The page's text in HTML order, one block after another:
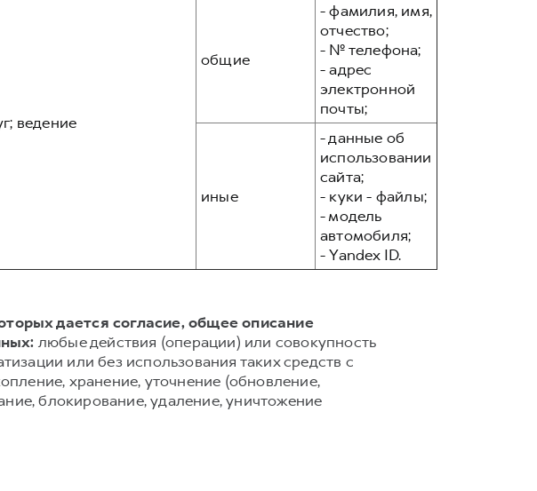
ведение
общие
- фамилия, имя,
отчество;
- № телефона;
- адрес
электронной
почты;
иные
- данные об
использовании
сайта;
- куки - файлы;
- модель
автомобиля;
- Yandex ID.
дается согласие, общее описание
любые действия (операции) или совокупность
или без использования таких средств с
хранение, уточнение (обновление,
блокирование, удаление, уничтожение